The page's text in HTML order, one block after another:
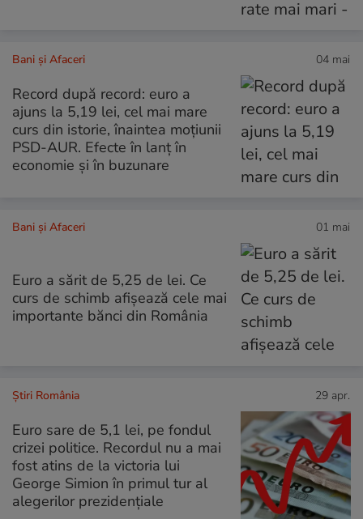
Bani și Afaceri 04 mai
Record după record: euro a
ajuns la 5,19 lei, cel mai mare
curs din istorie, înaintea moțiunii
PSD-AUR. Efecte în lanț în
economie și în buzunare
Bani și Afaceri 01 mai
Euro a sărit de 5,25 de lei. Ce
curs de schimb afișează cele mai
importante bănci din România
Știri România 29 apr.
Euro sare de 5,1 lei, pe fondul
crizei politice. Recordul nu a mai
fost atins de la victoria lui
George Simion în primul tur al
alegerilor prezidențiale